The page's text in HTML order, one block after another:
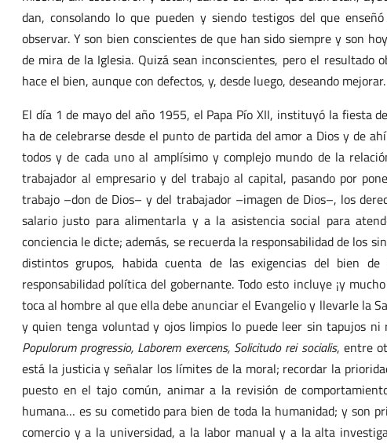
dan, consolando lo que pueden y siendo testigos del que
observar. Y son bien conscientes de que han sido siempre y son
de mira de la Iglesia. Quizá sean inconscientes, pero el resultado
hace el bien, aunque con defectos, y, desde luego, deseando mejorar.
El día 1 de mayo del año 1955, el Papa Pío XII, instituyó la fiesta
ha de celebrarse desde el punto de partida del amor a Dios y de
todos y de cada uno al amplísimo y complejo mundo de la
trabajador al empresario y del trabajo al capital, pasando por
trabajo –don de Dios– y del trabajador –imagen de Dios–, los
salario justo para alimentarla y a la asistencia social para
conciencia le dicte; además, se recuerda la responsabilidad de los
distintos grupos, habida cuenta de las exigencias del bien
responsabilidad política del gobernante. Todo esto incluye ¡y
toca al hombre al que ella debe anunciar el Evangelio y llevarle la
y quien tenga voluntad y ojos limpios lo puede leer sin tapujos ni
Populorum progressio, Laborem exercens, Solicitudo rei socialis, entre
está la justicia y señalar los límites de la moral; recordar la
puesto en el tajo común, animar a la revisión de
humana… es su cometido para bien de toda la humanidad; y son
comercio y a la universidad, a la labor manual y a la alta